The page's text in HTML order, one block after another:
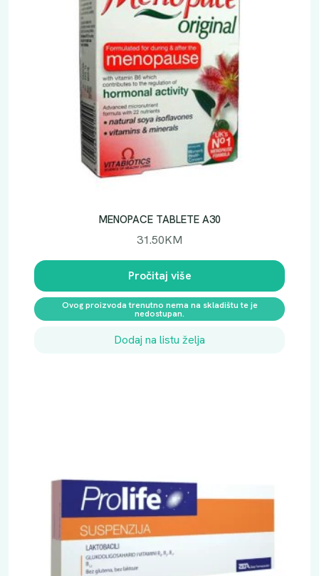
MENOPACE TABLETE A30
31.50KM
Pročitaj više
Ovog proizvoda trenutno nema na skladištu te je
nedostupan.
Dodaj na listu želja